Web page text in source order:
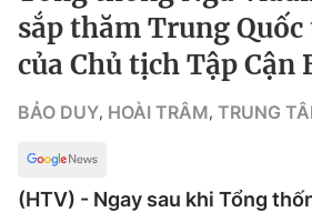
sắp thăm Trung
của Chủ tịch Tập Cận
BẢO DUY, HOÀI TRÂM, TRUNG
(HTV) - Ngay sau khi Tổng